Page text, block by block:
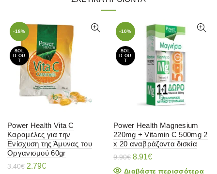
-18%
SOL
D OU
T
Power Health Vita C
Καραμέλες για την
Ενίσχυση της Άμυνας του
Οργανισμού 60gr
3.40€ Original
2.79€Η
-10%
SOL
D OU
T
Power Health Magnesium
220mg + Vitamin C 500mg 2
x 20 αναβράζοντα δισκία
9.90€ Original
8.91€Η
Διαβάστε περισσότερα